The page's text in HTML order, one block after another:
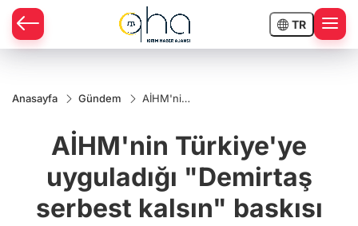
TR
Anasayfa Gündem
AİHM'nin
"Demirtaş
serbest
baskısı
devam
ediyor
AİHM'nin Türkiye'ye
uyguladığı "Demirtaş
serbest kalsın" baskısı